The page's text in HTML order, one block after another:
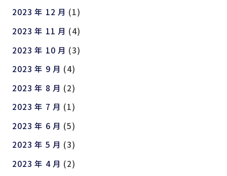
2023 年 12 月 (1)
2023 年 11 月 (4)
2023 年 10 月 (3)
2023 年 9 月 (4)
2023 年 8 月 (2)
2023 年 7 月 (1)
2023 年 6 月 (5)
2023 年 5 月 (3)
2023 年 4 月 (2)